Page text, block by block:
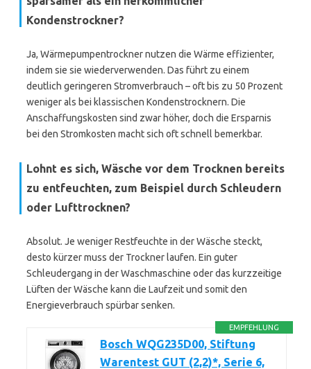
Kondenstrockner?
Ja, Wärmepumpentrockner nutzen die Wärme effizienter,
indem sie sie wiederverwenden. Das führt zu einem
deutlich geringeren Stromverbrauch – oft bis zu 50 Prozent
weniger als bei klassischen Kondenstrocknern. Die
Anschaffungskosten sind zwar höher, doch die Ersparnis
bei den Stromkosten macht sich oft schnell bemerkbar.
Lohnt es sich, Wäsche vor dem Trocknen bereits
zu entfeuchten, zum Beispiel durch Schleudern
oder Lufttrocknen?
Absolut. Je weniger Restfeuchte in der Wäsche steckt,
desto kürzer muss der Trockner laufen. Ein guter
Schleudergang in der Waschmaschine oder das kurzzeitige
Lüften der Wäsche kann die Laufzeit und somit den
Energieverbrauch spürbar senken.
EMPFEHLUNG
Bosch WQG235D00, Stiftung
Warentest GUT (2,2)*, Serie 6,